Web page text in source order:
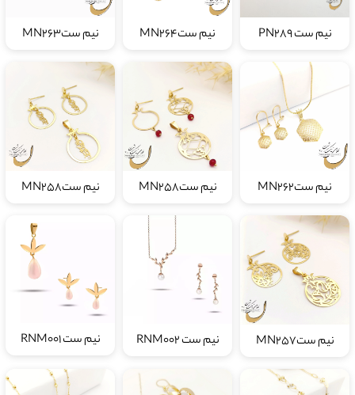
نیم ست PN289 نیم ستMN264 نیم ستMN263
نیم ستMN262 نیم ستMN258 نیم ستMN258
نیم ستMN257 نیم ست RNM002 نیم ست RNM001